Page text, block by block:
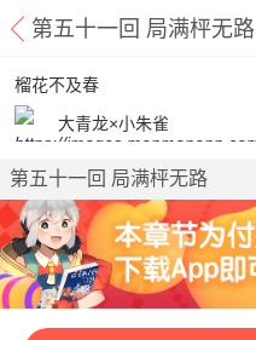
第五十一回 局满枰无路
榴花不及春
大青龙×小朱雀
第五十一回 局满枰无路